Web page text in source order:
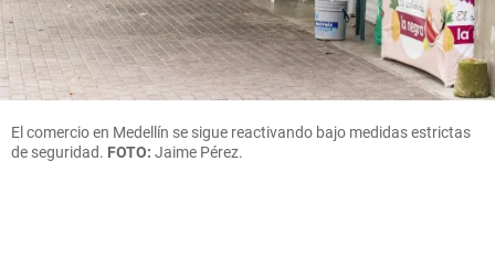
El comercio en Medellín se sigue reactivando bajo medidas estrictas
de seguridad. FOTO: Jaime Pérez.